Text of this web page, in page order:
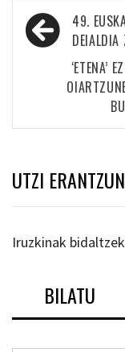
zehar
nabigatu
49.
‘ETENA’
UTZI
Iruzkinak
BILATU